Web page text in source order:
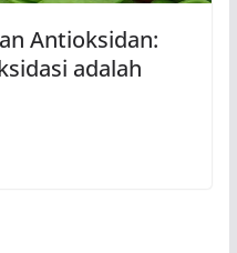
Antioksidan:
adalah